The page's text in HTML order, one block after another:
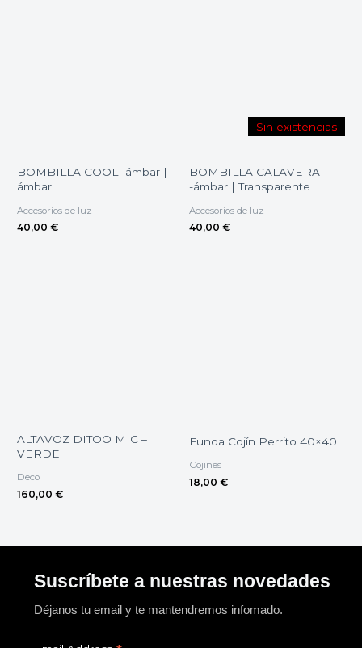
BOMBILLA COOL -ámbar |
ámbar
Accesorios de luz
40,00 €
Sin existencias
BOMBILLA CALAVERA
-ámbar | Transparente
Accesorios de luz
40,00 €
ALTAVOZ DITOO MIC –
VERDE
Deco
160,00 €
Funda Cojín Perrito 40×40
Cojines
18,00 €
Suscríbete a nuestras novedades
Déjanos tu email y te mantendremos infomado.